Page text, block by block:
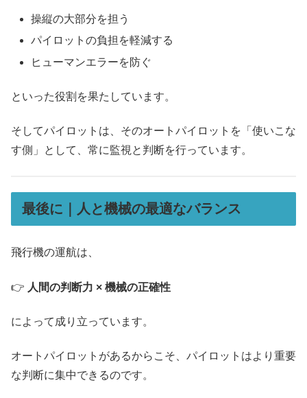
操縦の大部分を担う
パイロットの負担を軽減する
ヒューマンエラーを防ぐ
といった役割を果たしています。
そしてパイロットは、そのオートパイロットを「使いこな
す側」として、常に監視と判断を行っています。
最後に｜人と機械の最適なバランス
飛行機の運航は、
👉 人間の判断力 × 機械の正確性
によって成り立っています。
オートパイロットがあるからこそ、パイロットはより重要
な判断に集中できるのです。